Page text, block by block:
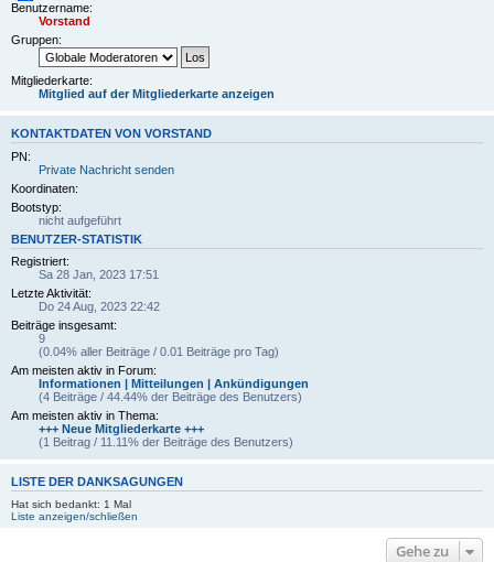
Benutzername:
Vorstand
Gruppen:
Mitgliederkarte:
Mitglied auf der Mitgliederkarte anzeigen
KONTAKTDATEN VON VORSTAND
PN:
Private Nachricht senden
Koordinaten:
Bootstyp:
nicht aufgeführt
BENUTZER-STATISTIK
Registriert:
Sa 28 Jan, 2023 17:51
Letzte Aktivität:
Do 24 Aug, 2023 22:42
Beiträge insgesamt:
9
(0.04% aller Beiträge / 0.01 Beiträge pro Tag)
Am meisten aktiv in Forum:
Informationen | Mitteilungen | Ankündigungen
(4 Beiträge / 44.44% der Beiträge des Benutzers)
Am meisten aktiv in Thema:
+++ Neue Mitgliederkarte +++
(1 Beitrag / 11.11% der Beiträge des Benutzers)
LISTE DER DANKSAGUNGEN
Hat sich bedankt: 1 Mal
Liste anzeigen/schließen
Gehe zu